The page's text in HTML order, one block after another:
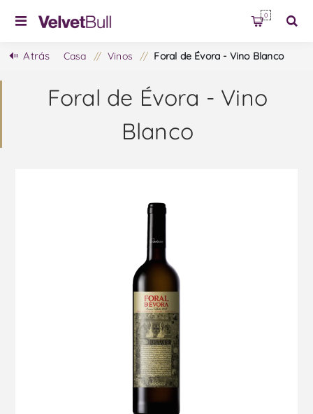
0
Atrás Casa / Vinos / Foral de Évora - Vino Blanco
Foral de Évora - Vino
Blanco